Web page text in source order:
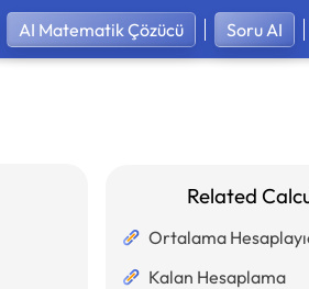
AI Matematik Çözücü Soru AI
Related
Ortalama
Kalan Hesaplama